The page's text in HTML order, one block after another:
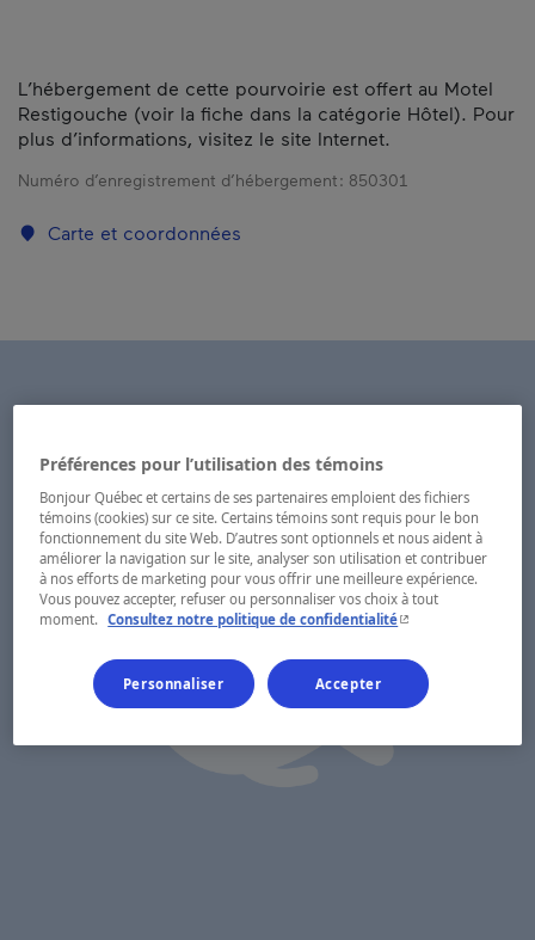
L’hébergement de cette pourvoirie est offert au Motel
Restigouche (voir la fiche dans la catégorie Hôtel). Pour
plus d’informations, visitez le site Internet.
Numéro d’enregistrement d’hébergement : 850301
Carte et coordonnées
Préférences pour l’utilisation des témoins
Bonjour Québec et certains de ses partenaires emploient des fichiers
témoins (cookies) sur ce site. Certains témoins sont requis pour le bon
fonctionnement du site Web. D’autres sont optionnels et nous aident à
améliorer la navigation sur le site, analyser son utilisation et contribuer
à nos efforts de marketing pour vous offrir une meilleure expérience.
Vous pouvez accepter, refuser ou personnaliser vos choix à tout
moment.
Consultez notre politique de confidentialité- Cet hyperlien
Personnaliser Accepter